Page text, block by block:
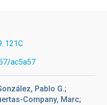
ac5a57
Pablo G.;
Company, Marc;